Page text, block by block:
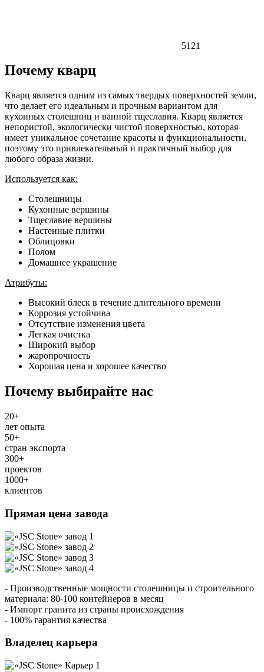
5121
Почему кварц
Кварц является одним из самых твердых поверхностей земли,
что делает его идеальным и прочным вариантом для
кухонных столешниц и ванной тщеславия. Кварц является
непористой, экологически чистой поверхностью, которая
имеет уникальное сочетание красоты и функциональности,
поэтому это привлекательный и практичный выбор для
любого образа жизни.
Используется как:
Столешницы
Кухонные вершины
Тщеславие вершины
Настенные плитки
Облицовки
Полом
Домашнее украшение
Атрибуты:
Высокий блеск в течение длительного времени
Коррозия устойчива
Отсутствие изменения цвета
Легкая очистка
Широкий выбор
жаропрочность
Хорошая цена и хорошее качество
Почему выбирайте нас
20+
лет опыта
50+
стран экспорта
300+
проектов
1000+
клиентов
Прямая цена завода
- Производственные мощности столешницы и строительного
материала: 80-100 контейнеров в месяц
- Импорт гранита из страны происхождения
- 100% гарантия качества
Владелец карьера